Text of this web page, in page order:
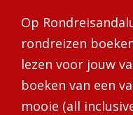
Op
rondreizen
lezen voor jouw
boeken van een
mooie (all